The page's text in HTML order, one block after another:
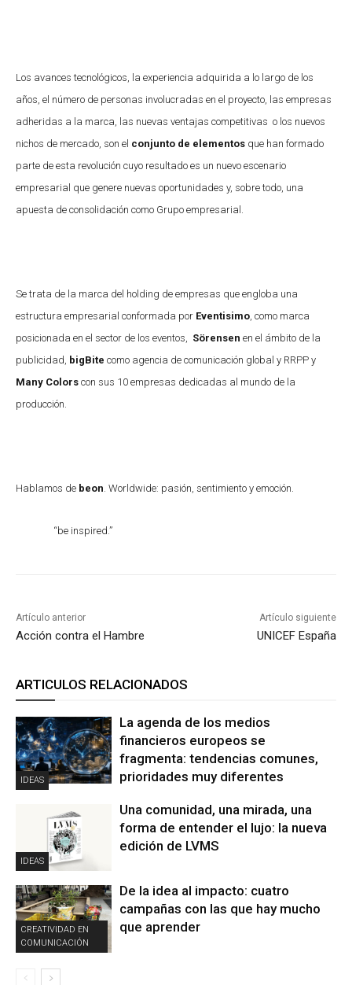
Los avances tecnológicos, la experiencia adquirida a lo largo de los
años, el número de personas involucradas en el proyecto, las empresas
adheridas a la marca, las nuevas ventajas competitivas o los nuevos
nichos de mercado, son el conjunto de elementos que han formado
parte de esta revolución cuyo resultado es un nuevo escenario
empresarial que genere nuevas oportunidades y, sobre todo, una
apuesta de consolidación como Grupo empresarial.
Se trata de la marca del holding de empresas que engloba una
estructura empresarial conformada por Eventisimo , como marca
posicionada en el sector de los eventos, Sörensen en el ámbito de la
publicidad, bigBite como agencia de comunicación global y RRPP y
Many Colors con sus 10 empresas dedicadas al mundo de la
producción.
Hablamos de beon . Worldwide: pasión, sentimiento y emoción.
“be inspired.”
Artículo anterior
Acción contra el Hambre
Artículo siguiente
UNICEF España
ARTICULOS RELACIONADOS
IDEAS
La agenda de los medios
financieros europeos se
fragmenta: tendencias comunes,
prioridades muy diferentes
IDEAS
Una comunidad, una mirada, una
forma de entender el lujo: la nueva
edición de LVMS
CREATIVIDAD EN
COMUNICACIÓN
De la idea al impacto: cuatro
campañas con las que hay mucho
que aprender